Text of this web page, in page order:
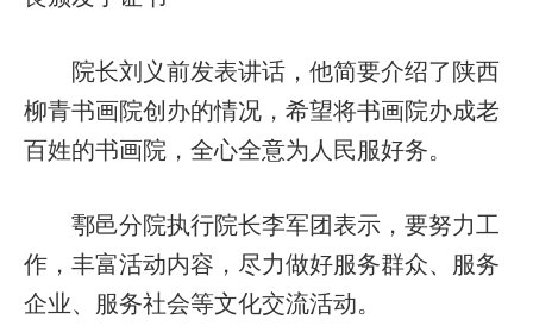
院长刘义前发表讲话，他简要介绍了陕西
柳青书画院创办的情况，希望将书画院办成老
百姓的书画院，全心全意为人民服好务。
鄠邑分院执行院长李军团表示，要努力工
作，丰富活动内容，尽力做好服务群众、服务
企业、服务社会等文化交流活动。